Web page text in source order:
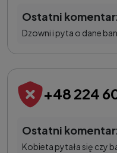
Ostatni
Dzowni i pyta o dane
+48 224
Ostatni
Kobieta pytała się czy